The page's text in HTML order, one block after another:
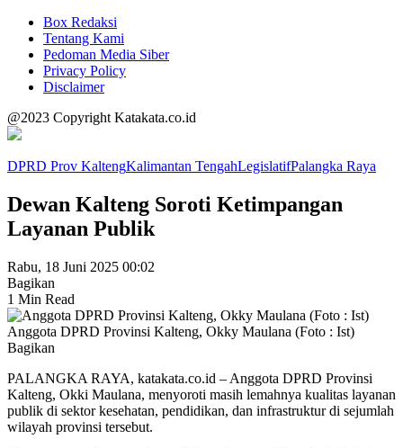
Box Redaksi
Tentang Kami
Pedoman Media Siber
Privacy Policy
Disclaimer
@2023 Copyright Katakata.co.id
DPRD Prov KaltengKalimantan TengahLegislatifPalangka Raya
Dewan Kalteng Soroti Ketimpangan
Layanan Publik
Rabu, 18 Juni 2025 00:02
Bagikan
1 Min Read
Anggota DPRD Provinsi Kalteng, Okky Maulana (Foto : Ist)
Bagikan
PALANGKA RAYA, katakata.co.id – Anggota DPRD Provinsi
Kalteng, Okki Maulana, menyoroti masih lemahnya kualitas layanan
publik di sektor kesehatan, pendidikan, dan infrastruktur di sejumlah
wilayah provinsi tersebut.